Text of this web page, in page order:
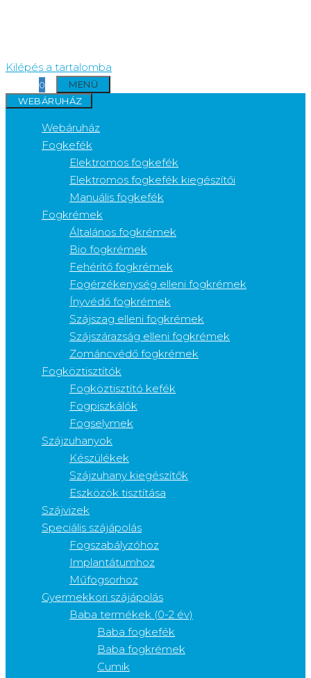
Kilépés a tartalomba
0
MENÜ
WEBÁRUHÁZ
Webáruház
Fogkefék
Elektromos fogkefék
Elektromos fogkefék kiegészítői
Manuális fogkefék
Fogkrémek
Általános fogkrémek
Bio fogkrémek
Fehérítő fogkrémek
Fogérzékenység elleni fogkrémek
Ínyvédő fogkrémek
Szájszag elleni fogkrémek
Szájszárazság elleni fogkrémek
Zománcvédő fogkrémek
Fogköztisztítók
Fogköztisztító kefék
Fogpiszkálók
Fogselymek
Szájzuhanyok
Készülékek
Szájzuhany kiegészítők
Eszközök tisztítása
Szájvizek
Speciális szájápolás
Fogszabályzóhoz
Implantátumhoz
Műfogsorhoz
Gyermekkori szájápolás
Baba termékek (0-2 év)
Baba fogkefék
Baba fogkrémek
Cumik